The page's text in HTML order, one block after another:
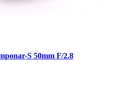
S 50mm F/2.8